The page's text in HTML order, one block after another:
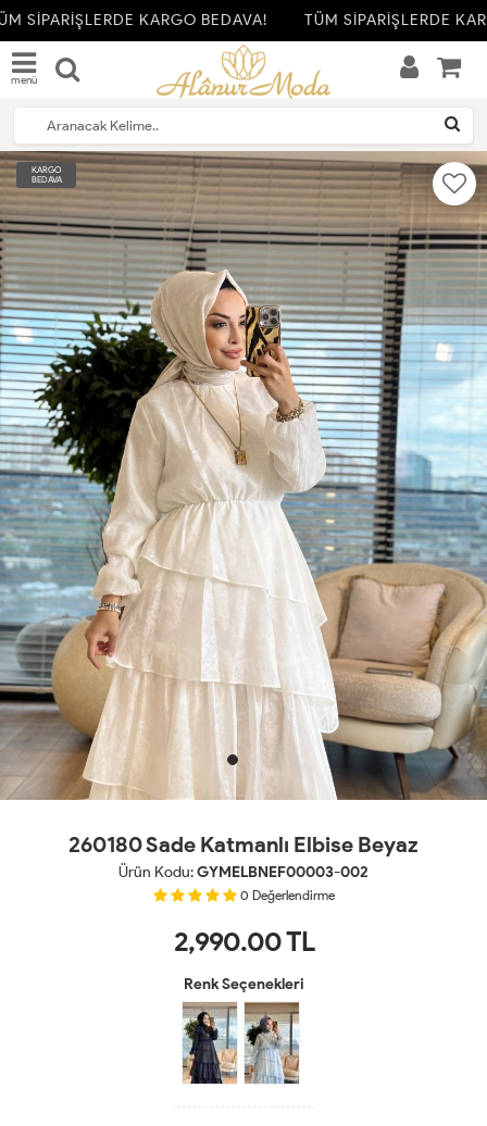
SİPARİŞLERDE KARGO BEDAVA! TÜM SİPARİŞLERDE
menü
KARGO
BEDAVA
260180 Sade Katmanlı Elbise Beyaz
Ürün Kodu:GYMELBNEF00003-002
0 Değerlendirme
2,990.00TL
Renk Seçenekleri